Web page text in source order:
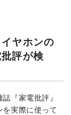
ヤホンの
評が検
『家電批評』
実際に使って